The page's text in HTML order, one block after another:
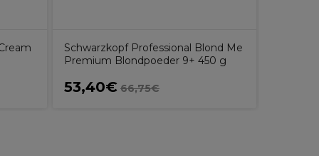
Schwarzkopf Professional Blond Me
Premium Blondpoeder 9+ 450 g
53,40€ 66,75€